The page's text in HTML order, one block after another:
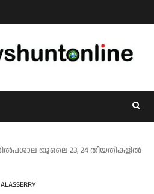
ജൂലൈ 23, 24 തീയതികളിൽ